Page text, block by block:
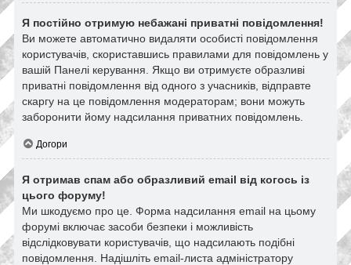
Я постійно отримую небажані приватні повідомлення!
Ви можете автоматично видаляти особисті повідомлення
користувачів, скориставшись правилами для повідомлень у
вашій Панелі керування. Якщо ви отримуєте образливі
приватні повідомлення від одного з учасників, відправте
скаргу на це повідомлення модераторам; вони можуть
заборонити йому надсилання приватних повідомлень.
Догори
Я отримав спам або образливий email від когось із
цього форуму!
Ми шкодуємо про це. Форма надсилання email на цьому
форумі включає засоби безпеки і можливість
відслідковувати користувачів, що надсилають подібні
повідомлення. Надішліть email-листа адміністратору